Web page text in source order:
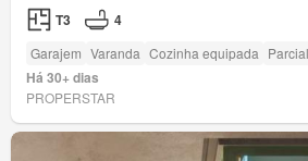
T3 4
Garajem Varanda Cozinha equipada
Há 30+ dias
PROPERSTAR